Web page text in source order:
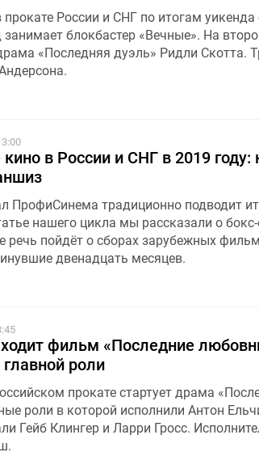
прокате России и СНГ по итогам
блокбастер «Вечные». На
«Последняя дуэль» Ридли Скотта.
в России и СНГ в 2019
ПрофиСинема традиционно подводит
нашего цикла мы рассказали о
речь пойдёт о сборах зарубежных
двенадцать месяцев.
фильм «Последние
роли
прокате стартует драма
роли в которой исполнили Антон
Гейб Клингер и Ларри Гросс.